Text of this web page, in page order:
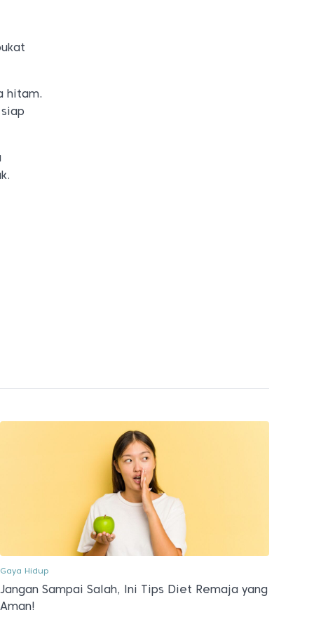
hitam.
Gaya Hidup
Jangan Sampai Salah, Ini Tips Diet Remaja yang
Aman!